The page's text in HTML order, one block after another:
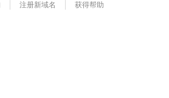
注册新域名 获得帮助